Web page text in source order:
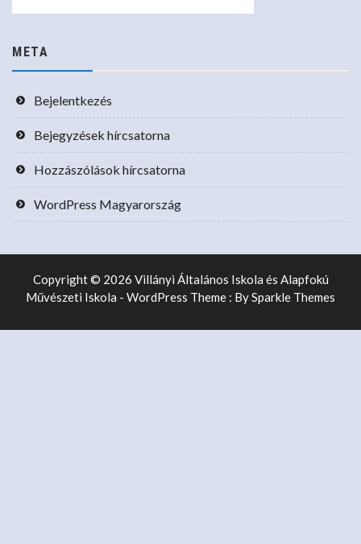
META
Bejelentkezés
Bejegyzések hírcsatorna
Hozzászólások hírcsatorna
WordPress Magyarország
Copyright © 2026 Villányi Általános Iskola és Alapfokú
Művészeti Iskola - WordPress Theme : BySparkle Themes